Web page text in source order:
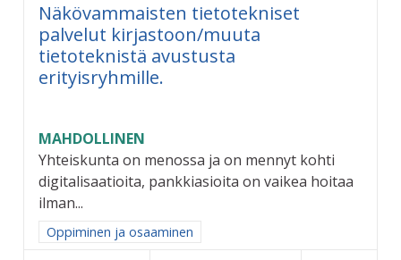
Näkövammaisten tietotekniset
palvelut kirjastoon/muuta
tietoteknistä avustusta
erityisryhmille.
MAHDOLLINEN
Yhteiskunta on menossa ja on mennyt kohti
digitalisaatioita, pankkiasioita on vaikea hoitaa
ilman...
Rajaa tulokset aihepiirin mukaan: Oppiminen ja osaaminen
Oppiminen ja osaaminen